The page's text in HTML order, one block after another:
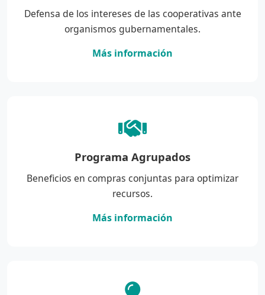
Defensa de los intereses de las cooperativas ante
organismos gubernamentales.
Más información
Programa Agrupados
Beneficios en compras conjuntas para optimizar
recursos.
Más información